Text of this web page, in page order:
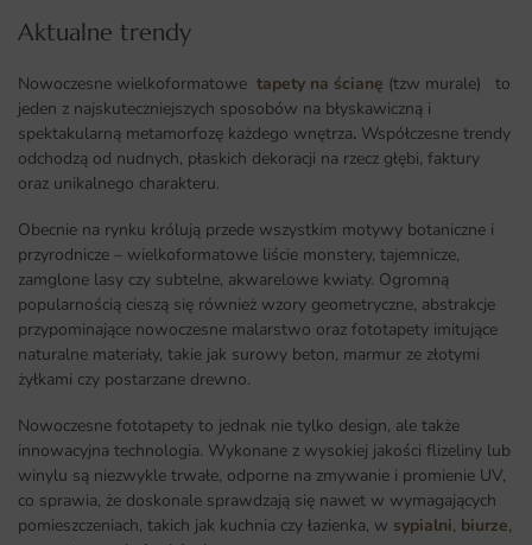
Aktualne trendy​
Nowoczesne wielkoformatowe tapety na ścianę (tzw murale) to
jeden z najskuteczniejszych sposobów na błyskawiczną i
spektakularną metamorfozę każdego wnętrza. Współczesne trendy
odchodzą od nudnych, płaskich dekoracji na rzecz głębi, faktury
oraz unikalnego charakteru.
Obecnie na rynku królują przede wszystkim motywy botaniczne i
przyrodnicze – wielkoformatowe liście monstery, tajemnicze,
zamglone lasy czy subtelne, akwarelowe kwiaty. Ogromną
popularnością cieszą się również wzory geometryczne, abstrakcje
przypominające nowoczesne malarstwo oraz fototapety imitujące
naturalne materiały, takie jak surowy beton, marmur ze złotymi
żyłkami czy postarzane drewno.
Nowoczesne fototapety to jednak nie tylko design, ale także
innowacyjna technologia. Wykonane z wysokiej jakości flizeliny lub
winylu są niezwykle trwałe, odporne na zmywanie i promienie UV,
co sprawia, że doskonale sprawdzają się nawet w wymagających
pomieszczeniach, takich jak kuchnia czy łazienka, w sypialni, biurze,